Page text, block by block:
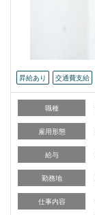
昇給あり 交通費支給
職種
雇用形態
給与
勤務地
仕事内容